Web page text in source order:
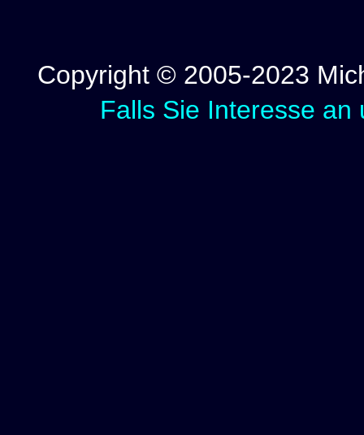
Copyright © 2005-2023
Falls Sie Interesse